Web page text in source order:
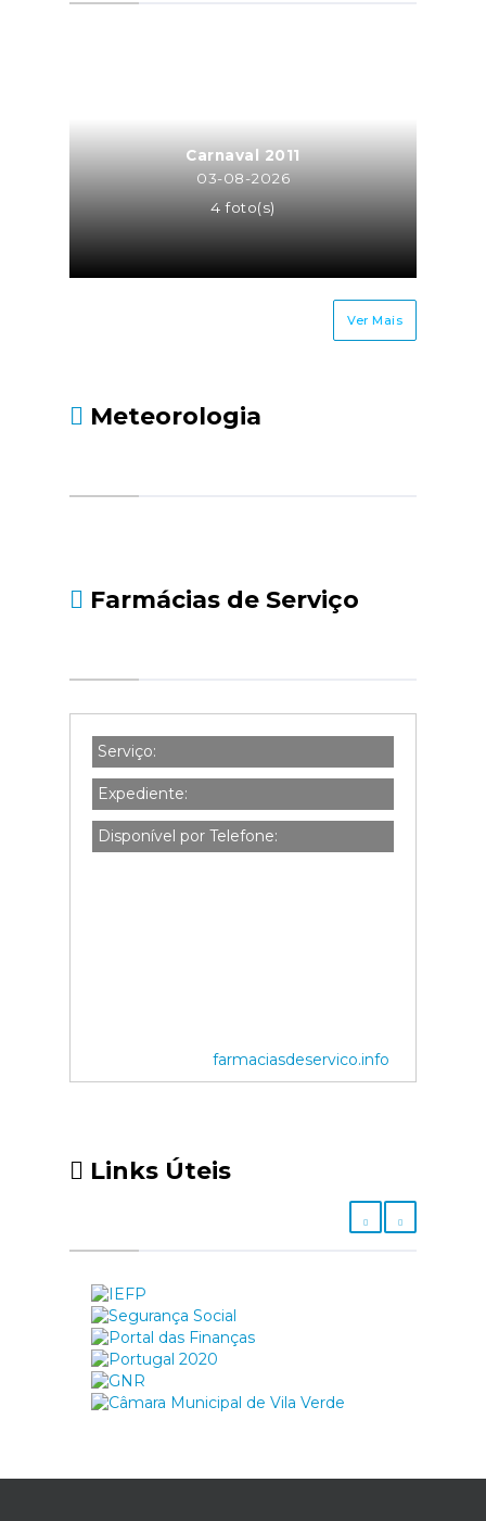
independente é equiparado a
TCO, sendo os seus honorários
recebidos pela atividade
independentes.Até quando
Declaração Modelo 3 de
social.pt/noticias/-/asset_publisher/
Carnaval 2011
03-08-2026
4 foto(s)
Ver Mais
Meteorologia
Farmácias de Serviço
Serviço:
Expediente:
Disponível por Telefone:
farmaciasdeservico.info
Links Úteis